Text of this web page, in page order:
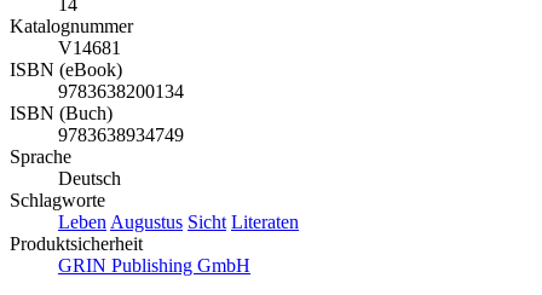
14
Katalognummer
V14681
ISBN (eBook)
9783638200134
ISBN (Buch)
9783638934749
Sprache
Deutsch
Schlagworte
Leben Augustus Sicht Literaten
Produktsicherheit
GRIN Publishing GmbH